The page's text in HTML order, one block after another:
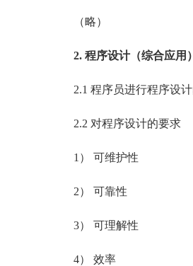
（略）
2. 程序设计（综合应用）
2.1 程序员进行程序设计
2.2 对程序设计的要求
1） 可维护性
2） 可靠性
3） 可理解性
4） 效率